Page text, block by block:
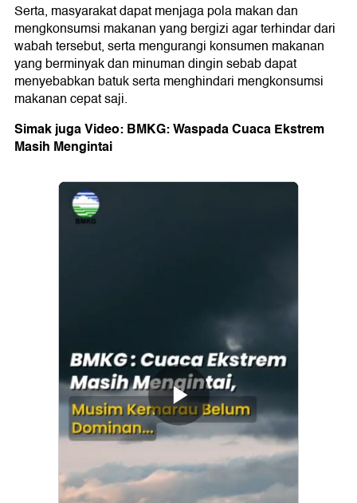
Serta, masyarakat dapat menjaga pola makan dan
mengkonsumsi makanan yang bergizi agar terhindar dari
wabah tersebut, serta mengurangi konsumen makanan
yang berminyak dan minuman dingin sebab dapat
menyebabkan batuk serta menghindari mengkonsumsi
makanan cepat saji.
Simak juga Video: BMKG: Waspada Cuaca Ekstrem
Masih Mengintai